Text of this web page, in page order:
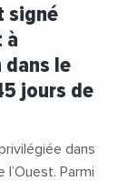
signé
à
le
jours de
dans
Parmi